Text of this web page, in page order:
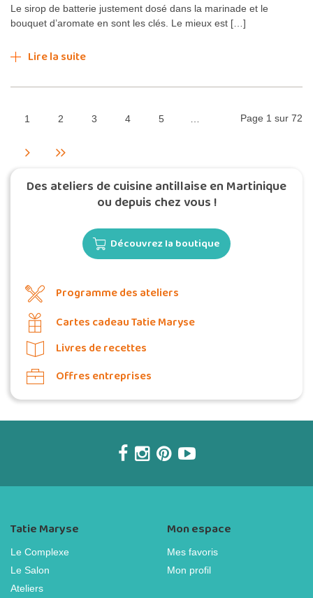
Le sirop de batterie justement dosé dans la marinade et le
bouquet d’aromate en sont les clés. Le mieux est […]
Lire la suite
Page 1 sur 72
1 2 3 4 5
Des ateliers de cuisine antillaise en Martinique
ou depuis chez vous !
Découvrez la boutique
Programme des ateliers
Cartes cadeau Tatie Maryse
Livres de recettes
Offres entreprises
Tatie Maryse
Le Complexe
Le Salon
Ateliers
Mon espace
Mes favoris
Mon profil